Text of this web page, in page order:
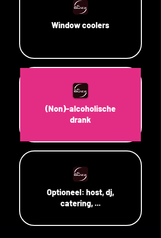
Window coolers
(Non)-alcoholische
drank
Optioneel: host, dj,
catering, ...